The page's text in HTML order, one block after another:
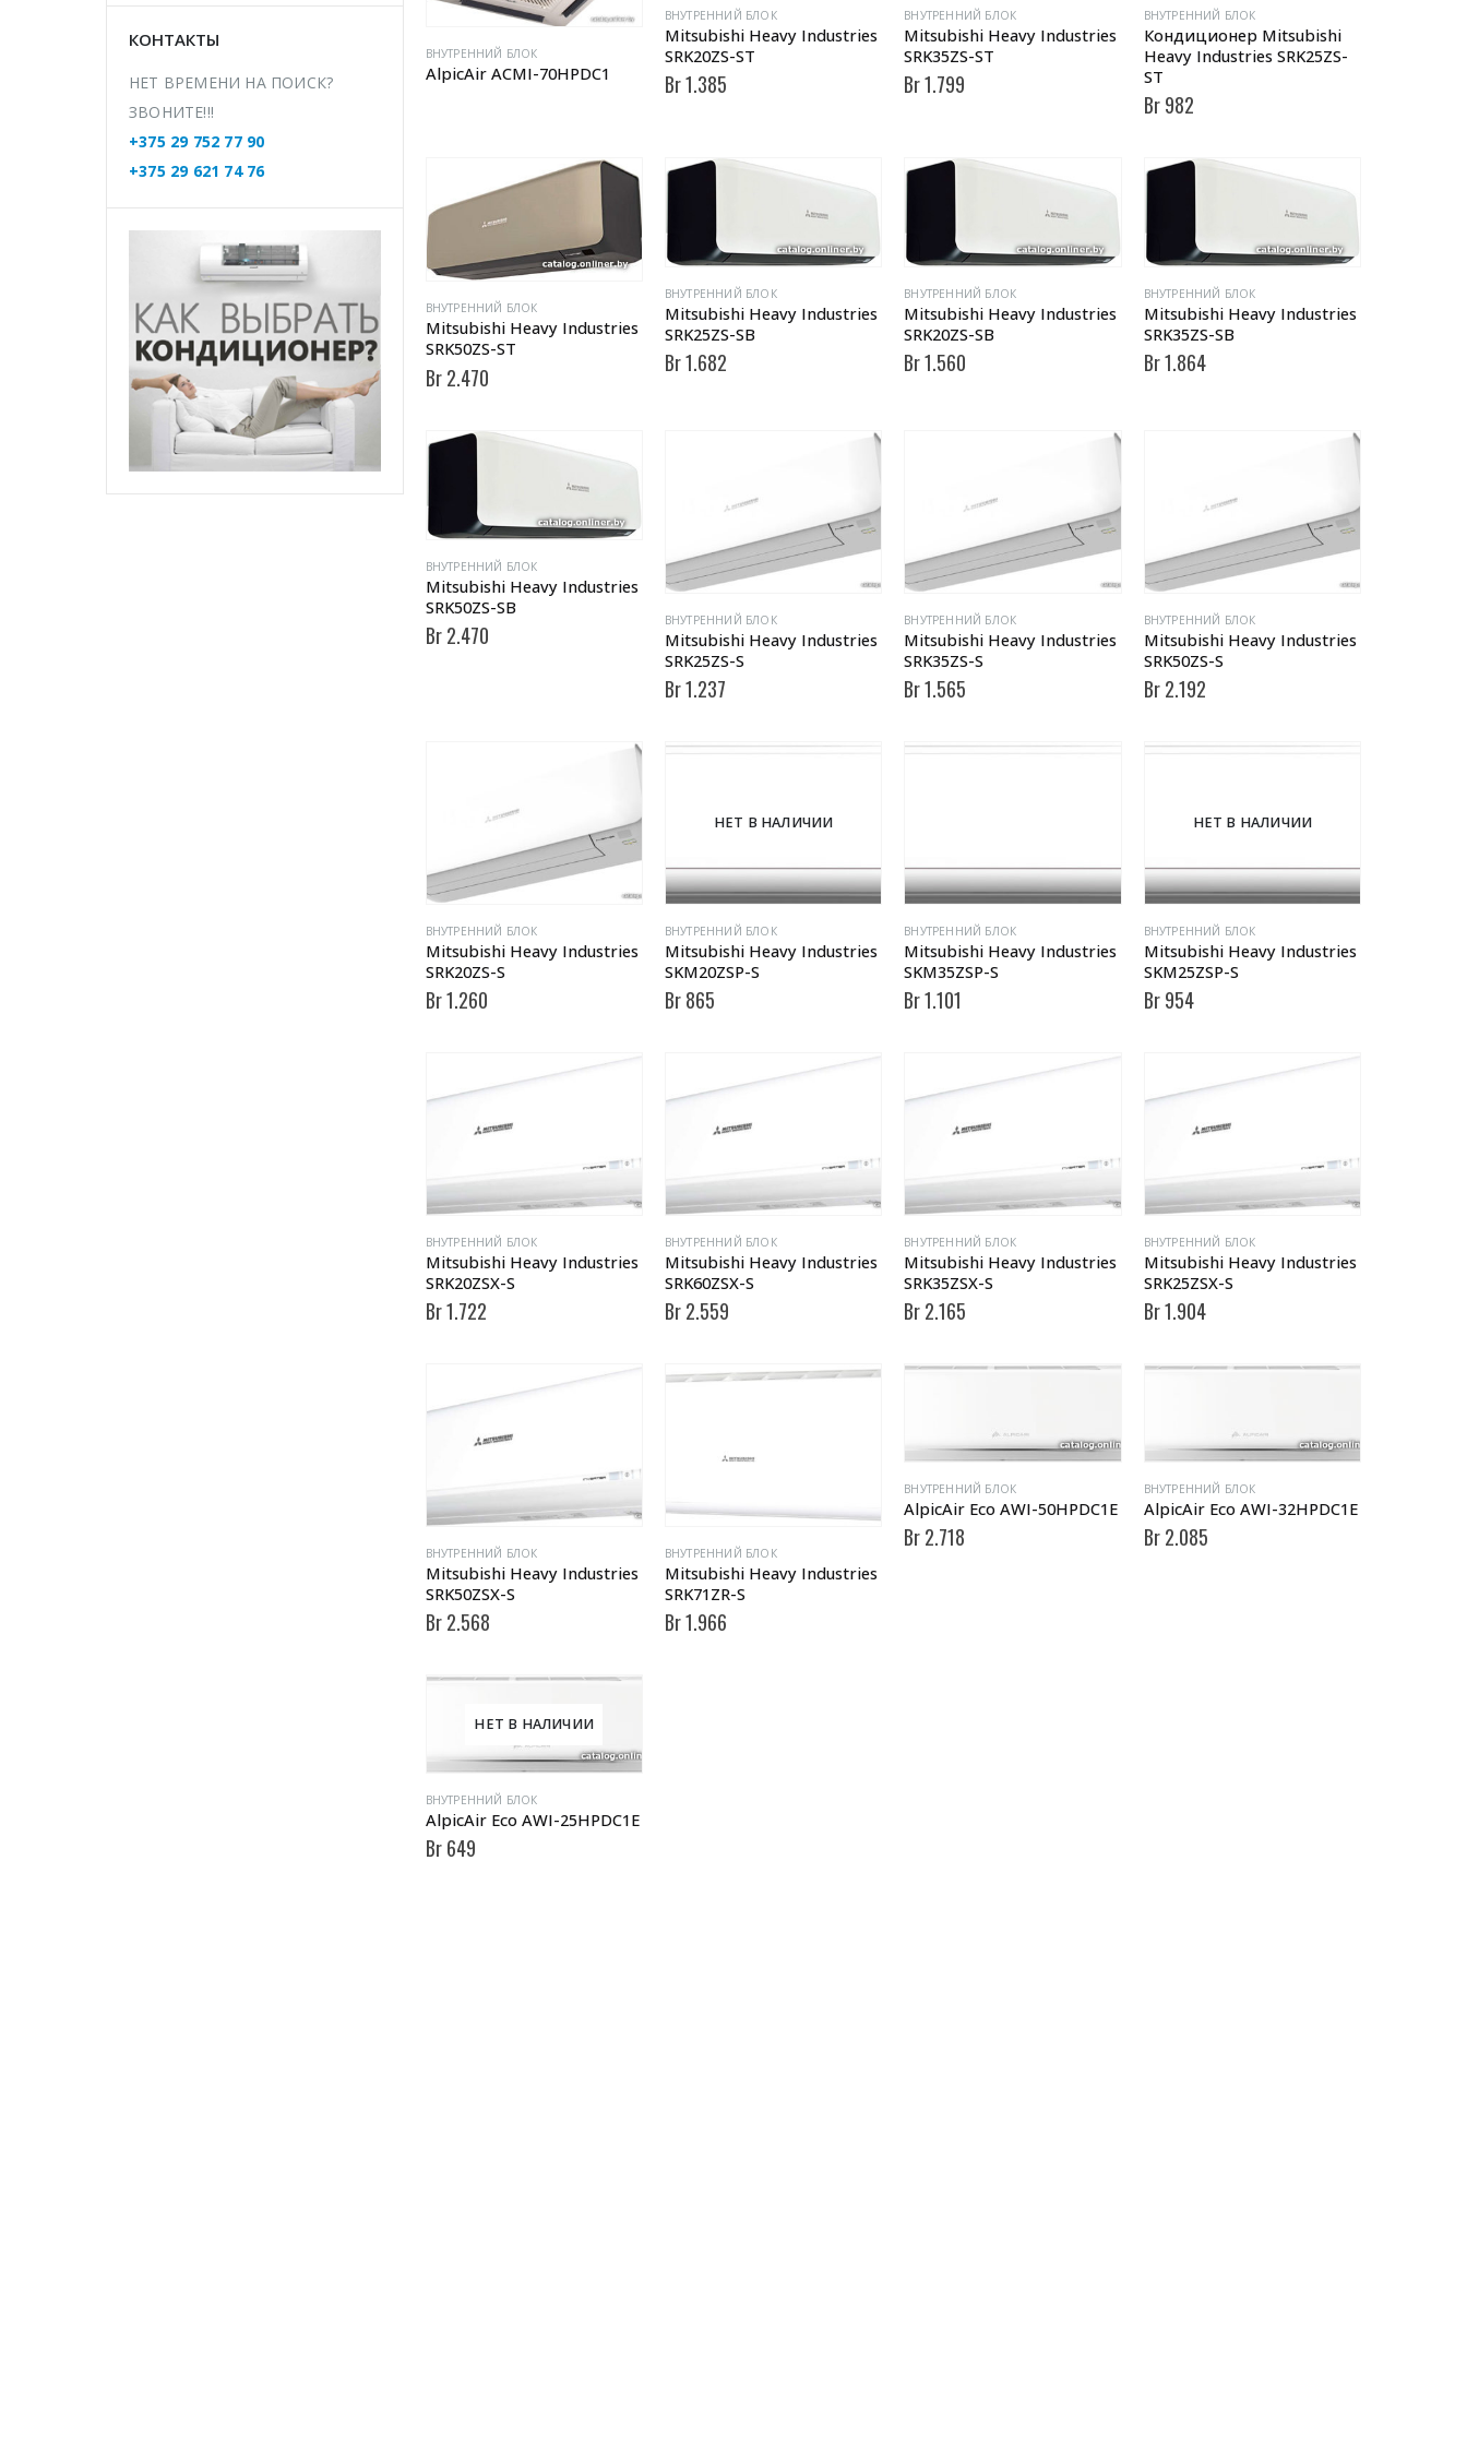
ВНУТРЕННИЙ БЛОК
AlpicAir ACMI-70HPDC1
ВНУТРЕННИЙ БЛОК
Mitsubishi Heavy Industries
SRK20ZS-ST
Br1.385
ВНУТРЕННИЙ БЛОК
Mitsubishi Heavy Industries
SRK35ZS-ST
Br1.799
ВНУТРЕННИЙ БЛОК
Кондиционер Mitsubishi
Heavy Industries SRK25ZS-
ST
Br982
ВНУТРЕННИЙ БЛОК
Mitsubishi Heavy Industries
SRK50ZS-ST
Br2.470
ВНУТРЕННИЙ БЛОК
Mitsubishi Heavy Industries
SRK25ZS-SB
Br1.682
ВНУТРЕННИЙ БЛОК
Mitsubishi Heavy Industries
SRK20ZS-SB
Br1.560
ВНУТРЕННИЙ БЛОК
Mitsubishi Heavy Industries
SRK35ZS-SB
Br1.864
ВНУТРЕННИЙ БЛОК
Mitsubishi Heavy Industries
SRK50ZS-SB
Br2.470
ВНУТРЕННИЙ БЛОК
Mitsubishi Heavy Industries
SRK25ZS-S
Br1.237
ВНУТРЕННИЙ БЛОК
Mitsubishi Heavy Industries
SRK35ZS-S
Br1.565
ВНУТРЕННИЙ БЛОК
Mitsubishi Heavy Industries
SRK50ZS-S
Br2.192
ВНУТРЕННИЙ БЛОК
Mitsubishi Heavy Industries
SRK20ZS-S
Br1.260
НЕТ В НАЛИЧИИ
ВНУТРЕННИЙ БЛОК
Mitsubishi Heavy Industries
SKM20ZSP-S
Br865
ВНУТРЕННИЙ БЛОК
Mitsubishi Heavy Industries
SKM35ZSP-S
Br1.101
НЕТ В НАЛИЧИИ
ВНУТРЕННИЙ БЛОК
Mitsubishi Heavy Industries
SKM25ZSP-S
Br954
ВНУТРЕННИЙ БЛОК
Mitsubishi Heavy Industries
SRK20ZSX-S
Br1.722
ВНУТРЕННИЙ БЛОК
Mitsubishi Heavy Industries
SRK60ZSX-S
Br2.559
ВНУТРЕННИЙ БЛОК
Mitsubishi Heavy Industries
SRK35ZSX-S
Br2.165
ВНУТРЕННИЙ БЛОК
Mitsubishi Heavy Industries
SRK25ZSX-S
Br1.904
ВНУТРЕННИЙ БЛОК
Mitsubishi Heavy Industries
SRK50ZSX-S
Br2.568
ВНУТРЕННИЙ БЛОК
Mitsubishi Heavy Industries
SRK71ZR-S
Br1.966
ВНУТРЕННИЙ БЛОК
AlpicAir Eco AWI-50HPDC1E
Br2.718
ВНУТРЕННИЙ БЛОК
AlpicAir Eco AWI-32HPDC1E
Br2.085
НЕТ В НАЛИЧИИ
ВНУТРЕННИЙ БЛОК
AlpicAir Eco AWI-25HPDC1E
Br649
КОНТАКТЫ
НЕТ ВРЕМЕНИ НА ПОИСК?
ЗВОНИТЕ!!!
+375 29 752 77 90
+375 29 621 74 76